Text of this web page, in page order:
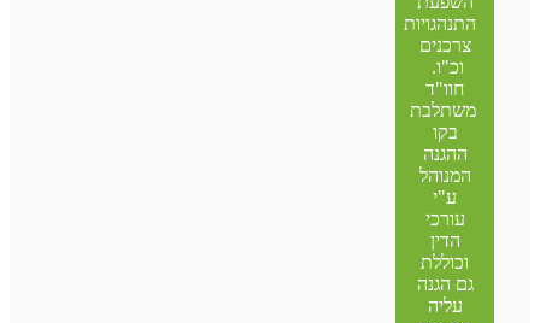
התנהגויות
צרכנים
וכ"ו.
חוו"ד
משתלבת
בקו
ההגנה
המנוהל
ע"י
עורכי
הדין
וכוללת
גם הגנה
עליה